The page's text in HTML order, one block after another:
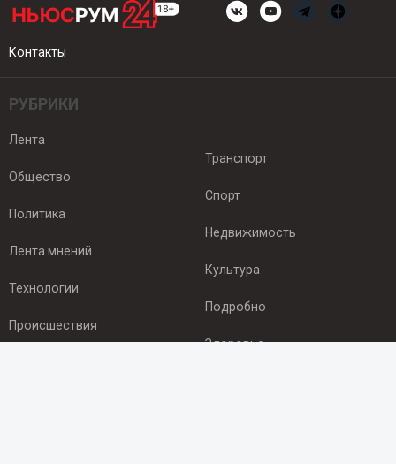
Контакты
РУБРИКИ
Лента
Общество
Политика
Лента мнений
Технологии
Происшествия
Транспорт
Спорт
Недвижимость
Культура
Подробно
Здоровье